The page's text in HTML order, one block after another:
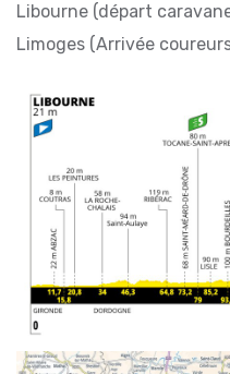
Libourne (départ
Limoges (Arrivée